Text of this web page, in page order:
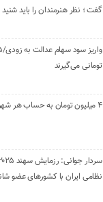
گفت ؛ نظر هنرمندان را باید شنید
تومانی می‌گیرند
۴ میلیون تومان به حساب هر شهروند ایرانی واریز شد
نظامی ایران با کشور‌های عضو